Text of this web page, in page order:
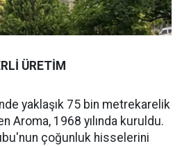
ÜRETİM
yaklaşık 75 bin metrekarelik
Aroma, 1968 yılında kuruldu.
çoğunluk hisselerini